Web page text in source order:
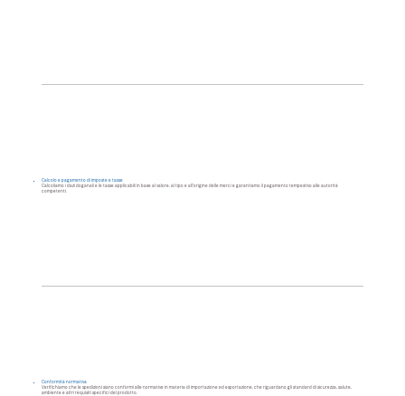
Calcolo e pagamento di imposte e tasse
Calcoliamo i dazi doganali e le tasse applicabili in base al valore, al tipo e all'origine delle merci e garantiamo il pagamento tempestivo alle autorità
competenti.
Conformità normativa
Verifichiamo che le spedizioni siano conformi alle normative in materia di importazione ed esportazione, che riguardano gli standard di sicurezza, salute,
ambiente e altri requisiti specifici del prodotto.